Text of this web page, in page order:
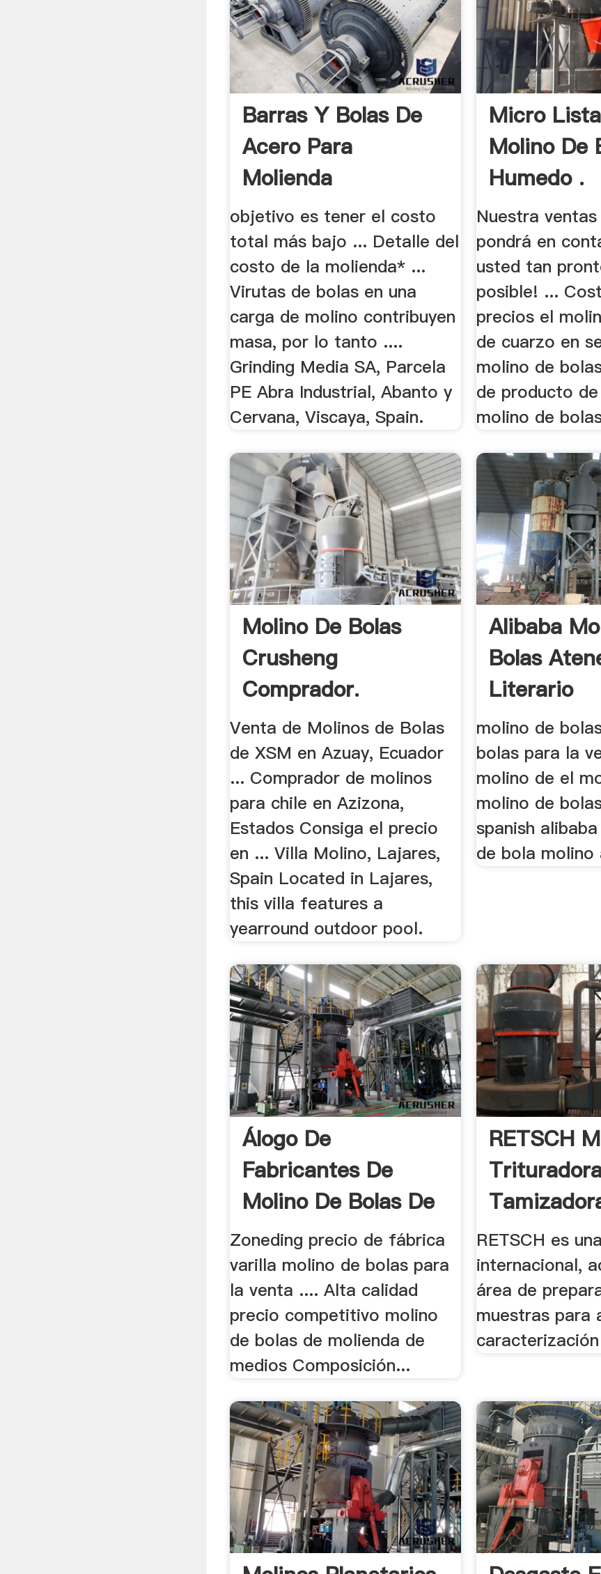
Barras Y Bolas De
Acero Para
Molienda
objetivo es tener el costo
total más bajo ... Detalle del
costo de la molienda* ...
Virutas de bolas en una
carga de molino contribuyen
masa, por lo tanto ....
Grinding Media SA, Parcela
PE Abra Industrial, Abanto y
Cervana, Viscaya, Spain.
Micro
Molino De
Humedo .
Nuestra
pondrá en
usted tan
posible! ...
precios el
de cuarzo en
molino de
de producto
molino de
Molino De Bolas
Crusheng
Comprador.
Venta de Molinos de Bolas
de XSM en Azuay, Ecuador
... Comprador de molinos
para chile en Azizona,
Estados Consiga el precio
en ... Villa Molino, Lajares,
Spain Located in Lajares,
this villa features a
yearround outdoor pool.
Alibaba
Bolas
Literario
molino de
bolas para la
molino de el
molino de
spanish
de bola molino
Álogo De
Fabricantes De
Molino De Bolas De
Alta.
Zoneding precio de fábrica
varilla molino de bolas para
la venta .... Alta calidad
precio competitivo molino
de bolas de molienda de
medios Composición...
RETSCH
RETSCH es
internacional,
área de
muestras para